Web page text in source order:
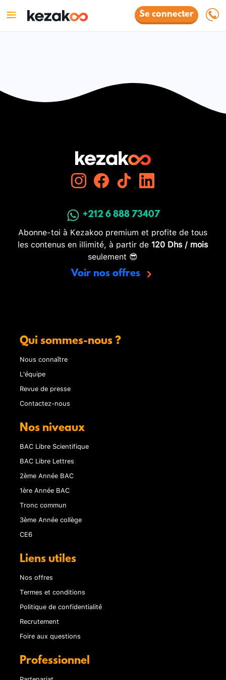
Se connecter
+212 6 888 73407
Abonne-toi à Kezakoo premium et profite de tous
les contenus en illimité, à partir de 120 Dhs / mois
seulement 😎
Voir nos offres
Qui sommes-nous ?
Nous connaître
L'équipe
Revue de presse
Contactez-nous
Nos niveaux
BAC Libre Scientifique
BAC Libre Lettres
2ème Année BAC
1ère Année BAC
Tronc commun
3ème Année collège
CE6
Liens utiles
Nos offres
Termes et conditions
Politique de confidentialité
Recrutement
Foire aux questions
Professionnel